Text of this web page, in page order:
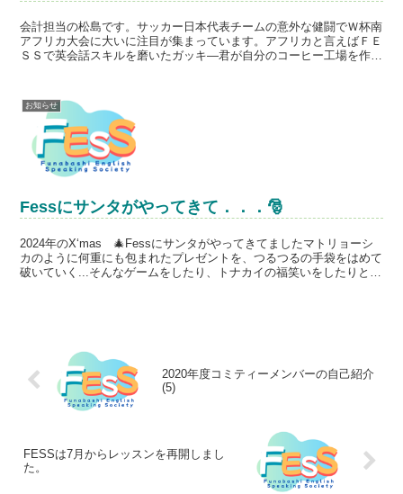
会計担当の松島です。サッカー日本代表チームの意外な健闘でＷ杯南
アフリカ大会に大いに注目が集まっています。アフリカと言えばＦＥ
ＳＳで英会話スキルを磨いたガッキ―君が自分のコーヒー工場を作り
お知らせ
Fessにサンタがやってきて．．．🎅
2024年のX‘mas 🎄Fessにサンタがやってきてましたマトリョーシ
カのように何重にも包まれたプレゼントを、つるつるの手袋をはめて
破いていく...そんなゲームをしたり、トナカイの福笑いをしたりと
2020年度コミティーメンバーの自己紹介
(5)
FESSは7月からレッスンを再開しまし
た。